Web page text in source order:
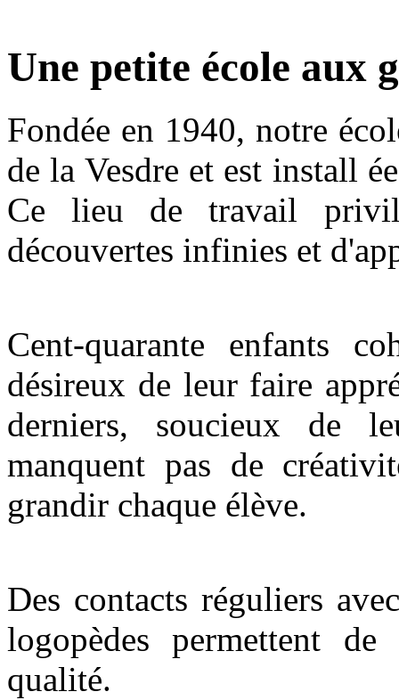
Une petite école aux
Fondée en 1940, notre
dela Vesdre et est install
Ce lieu de travail
découvertes infinies et
Cent-quarante enfants
désireux de leur faire
derniers, soucieux de
manquent pas de
grandir chaque élève.
Des contacts réguliers
logopèdes permettent
qualité.